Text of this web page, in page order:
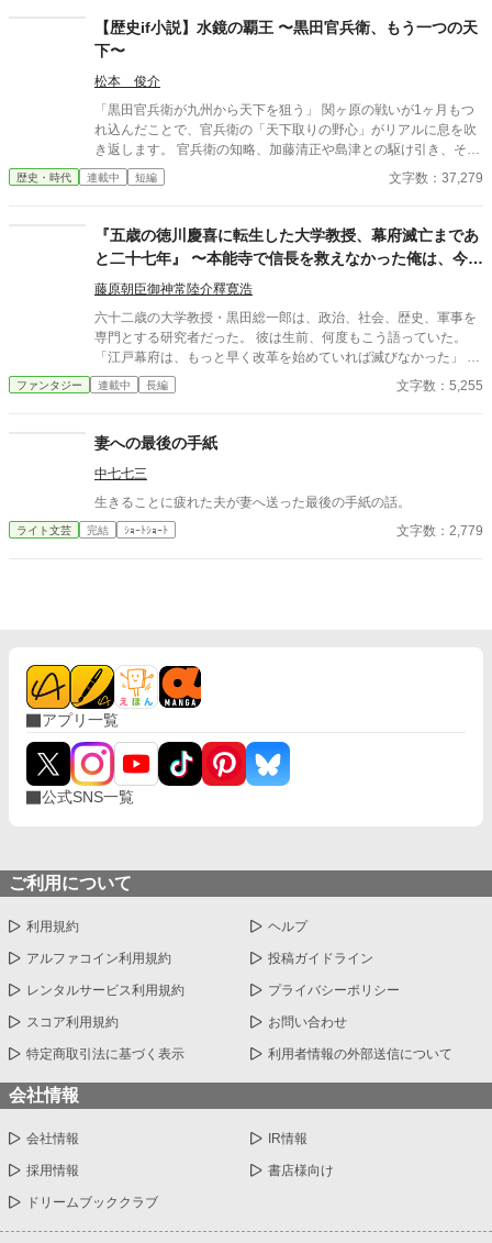
の拠点港である旅順に向かい、ロシア軍の旅順艦隊の殲滅を目指
すことになりました。 ロシア軍はヨーロッパに配備していたバ
ルチック艦隊を日本に派遣するべく準備を開始したのです。 深
い入り江に守られた旅順沿岸に設置された強力な砲台のため日本
の連合艦隊は、陸軍に陸上からの旅順艦隊攻撃を要請したのでし
た。 この小説は第12回歴史・時代小説大賞のエントリー作品で
す。 どうか皆様のご支援をお願い申し上げます。 また、この
作品を最後までお読み頂き、皆様のお役に立てれば幸いです。
蔵屋日唱
【歴史if小説】水鏡の覇王 〜黒田官兵衛、もう一つの天
下〜
松本 俊介
「黒田官兵衛が九州から天下を狙う」 関ヶ原の戦いが1ヶ月もつ
れ込んだことで、官兵衛の「天下取りの野心」がリアルに息を吹
き返します。 官兵衛の知略、加藤清正や島津との駆け引き、そし
て豊臣秀頼を擁した「九州王国」の建国から徳川家康との決戦な
どを歴史if小説としました。続きも掲載予定です。
歴史・時代 連載中 短編 文字数：37,279
『五歳の徳川慶喜に転生した大学教授、幕府滅亡まであ
と二十七年』 〜本能寺で信長を救えなかった俺は、今度
こそ江戸幕府を終わらせない〜
藤原朝臣御神常陸介釋寛浩
六十二歳の大学教授・黒田総一郎は、政治、社会、歴史、軍事を
専門とする研究者だった。 彼は生前、何度もこう語っていた。
「江戸幕府は、もっと早く改革を始めていれば滅びなかった」 だ
が、死後に目を覚ました彼がなっていたのは――。 後に江戸幕府
最後の将軍となる、五歳の徳川慶喜だった。 黒船来航まで、あと
ば、安政の大獄、桜田門外の変、薩長同盟、大政奉還、鳥羽・伏
見の戦い、そして戊辰戦争が起こる。 多くの人間が死ぬ。 江戸幕
府は消える。 そして自分は、最後の将軍として歴史に名を残す。
ならば。 全部、変えてしまえばいい。 英語教育。 財政改革。 人
政治。 そして、徳川幕府そのものの近代国家化。 だが、未来を知
「私は徳川家を守りたいのではない」 「未来で死ぬはずだった人
間を、一人でも多く生かしたいだけだ」 史実では最後の将軍とな
った男が、 五歳から幕末をやり直す。 幕府滅亡を阻止し、 黒船
来を知る大学教授が、面倒くさすぎる幕末の怪物たちと喧嘩し、
笑い、時には泣きながら、日本史そのものを書き換えていく物
語。 黒船来航まで、あと十五年。 幕府滅亡まで、あと二十七年。
ファンタジー 連載中 長編 文字数：5,255
妻への最後の手紙
中七七三
生きることに疲れた夫が妻へ送った最後の手紙の話。
ライト文芸 完結 ｼｮｰﾄｼｮｰﾄ 文字数：2,779
アプリ一覧
公式SNS一覧
ご利用について
利用規約 ヘルプ
アルファコイン利用規約 投稿ガイドライン
レンタルサービス利用規約 プライバシーポリシー
スコア利用規約 お問い合わせ
特定商取引法に基づく表示 利用者情報の外部送信について
会社情報
会社情報 IR情報
採用情報 書店様向け
ドリームブッククラブ